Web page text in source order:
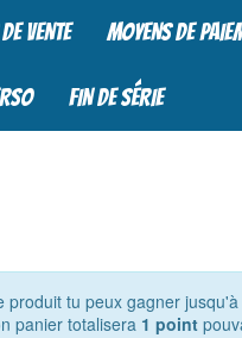
VENTE MOYENS DE
FIN DE SÉRIE
produit tu peux gagner jusqu'à
panier totalisera 1 point